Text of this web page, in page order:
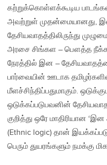
கற்றுக்கொள்ளக்கூடிய
அவற்றுள் முதன்மையானது,
தேசியவாதத்திலிருந்து
அரசை சிங்கள – பௌத்த
நேரத்தில் இன –
பார்வையின் ஊடாக
மீளச்சிந்திப்பதுமாகும்.
ஒடுக்கப்படுபவனின்
குறித்து ஒரே மாதிரியான‌
(Ethnic logic) தான்
பெரும் துயரங்களும் நமக்கு